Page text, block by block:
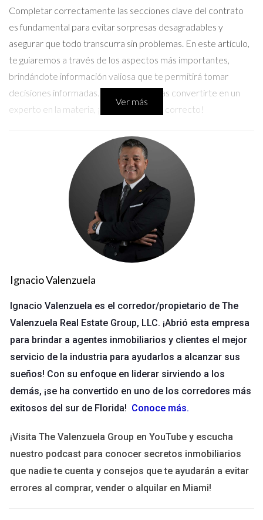
Completar correctamente las secciones clave del contrato
es fundamental para evitar sorpresas desagradables y
asegurar que todo transcurra sin problemas. En este artículo,
te guiaremos a través de los aspectos más importantes,
brindándote información valiosa que te permitirá tomar
decisiones informadas. Así que, si deseas convertirte en un
experto en la materia, ¡estás en el lugar correcto!
Cómo establecer el precio adecuado
Establecer el precio correcto es uno de los pasos más
cruciales en cualquier transacción inmobiliaria. Un precio
demasiado alto puede alejar a posibles compradores,
mientras que uno demasiado bajo podría hacerte perder
dinero. Para encontrar ese equilibrio perfecto, considera los
Realiza un análisis comparativo de mercado (CMA) para
evaluar propiedades similares en tu área. Esto te dará una
idea clara de lo que otros están pidiendo y te ayudará a
establecer un precio competitivo.
Condiciones del inmueble
El estado general de la propiedad también influye en su valor.
Consulta a un profesional
No dudes en contactar a un agente inmobiliario como Ignacio
Ver más
Ignacio Valenzuela
Ignacio Valenzuela es el corredor/propietario de The
Valenzuela Real Estate Group, LLC. ¡Abrió esta empresa
para brindar a agentes inmobiliarios y clientes el mejor
servicio de la industria para ayudarlos a alcanzar sus
sueños! Con su enfoque en liderar sirviendo a los
demás, ¡se ha convertido en uno de los corredores más
exitosos del sur de Florida! Conoce más.
¡Visita The Valenzuela Group en YouTube y escucha
nuestro podcast para conocer secretos inmobiliarios
que nadie te cuenta y consejos que te ayudarán a evitar
errores al comprar, vender o alquilar en Miami!